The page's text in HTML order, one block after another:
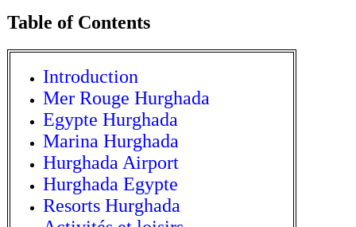
Table of Contents
Introduction
Mer Rouge Hurghada
Egypte Hurghada
Marina Hurghada
Hurghada Airport
Hurghada Egypte
Resorts Hurghada